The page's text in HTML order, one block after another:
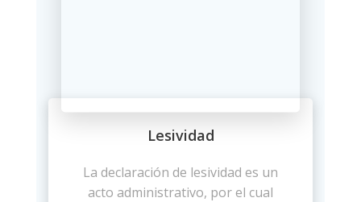
Lesividad
La declaración de lesividad es un
acto administrativo, por el cual